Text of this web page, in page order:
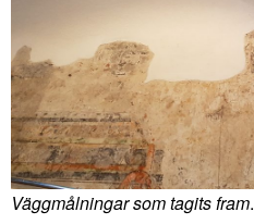
Väggmålningar som tagits fram.